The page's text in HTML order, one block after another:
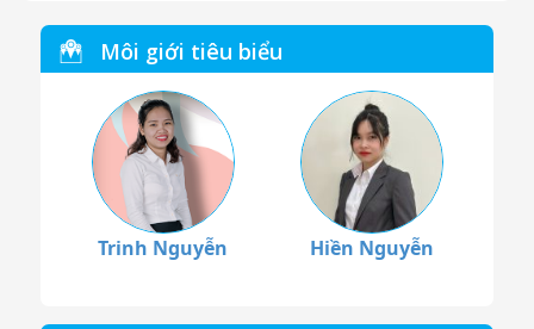
Môi giới tiêu biểu
Trinh Nguyễn Hiền Nguyễn